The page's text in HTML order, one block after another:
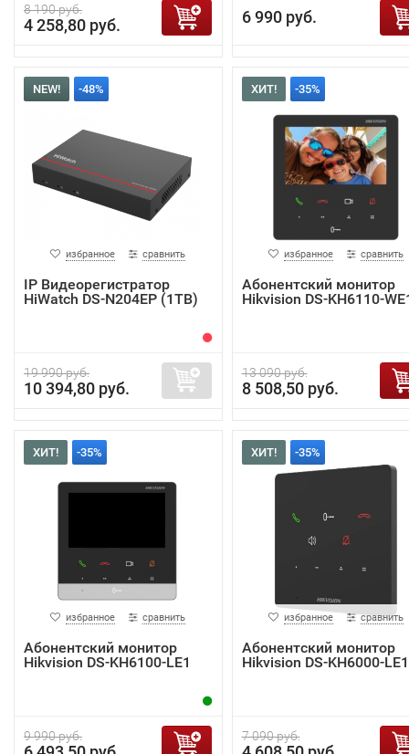
8 190 руб.
4 258,80 руб. 6 990 руб.
NEW! -48%
избранное сравнить
IP Видеорегистратор
HiWatch DS-N204EP (1TB)
19 990 руб.
10 394,80 руб.
ХИТ! -35%
избранное сравнить
Абонентский монитор
Hikvision DS-KH6110-
13 090 руб.
8 508,50 руб.
ХИТ! -35%
избранное сравнить
Абонентский монитор
Hikvision DS-KH6100-LE1
9 990 руб.
ХИТ! -35%
избранное сравнить
Абонентский монитор
Hikvision DS-KH6000-LE1
7 090 руб.